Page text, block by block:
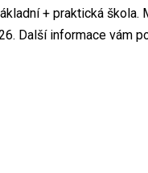
+ praktická škola.
Další informace vám